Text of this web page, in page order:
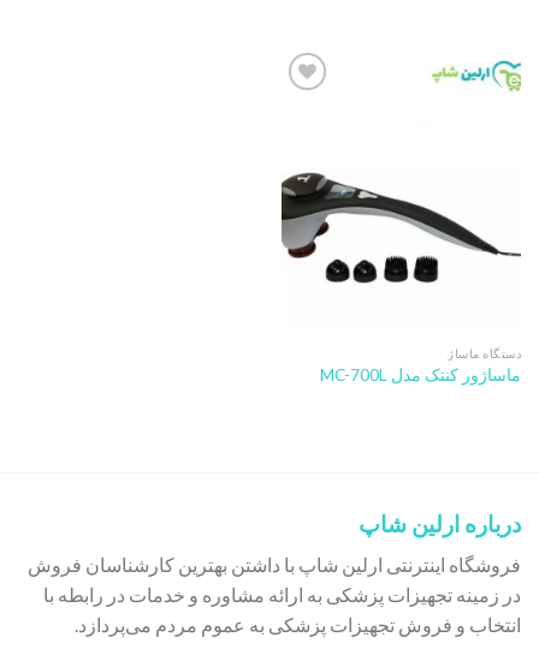
دستگاه ماساژ
ماساژور کنتک مدل MC-700L
درباره ارلین شاپ
فروشگاه اینترنتی ارلین شاپ با داشتن بهترین کارشناسان فروش
در زمینه تجهیزات پزشکی به ارائه مشاوره و خدمات در رابطه با
انتخاب و فروش تجهیزات پزشکی به عموم مردم می‌پردازد.